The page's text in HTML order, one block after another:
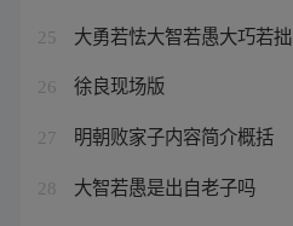
25 大勇若怯大智若愚大巧若拙
26 徐良现场版
27 明朝败家子内容简介概括
28
大智若愚是出自老子吗